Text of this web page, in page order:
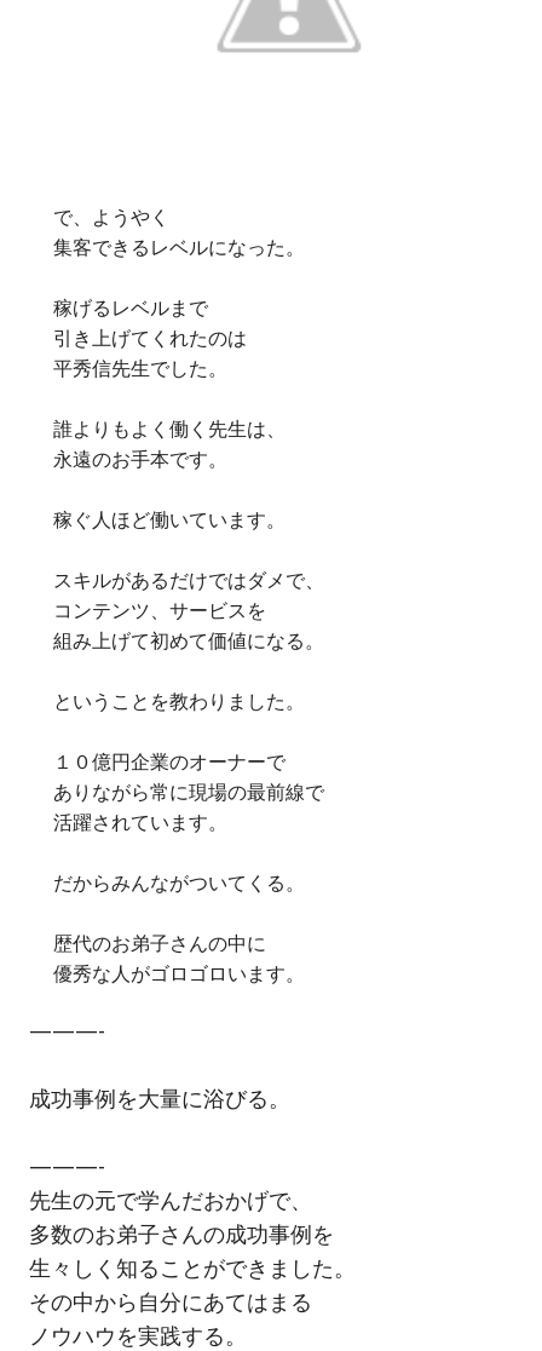
で、ようやく
集客できるレベルになった。
稼げるレベルまで
引き上げてくれたのは
平秀信先生でした。
誰よりもよく働く先生は、
永遠のお手本です。
稼ぐ人ほど働いています。
スキルがあるだけではダメで、
コンテンツ、サービスを
組み上げて初めて価値になる。
ということを教わりました。
１０億円企業のオーナーで
ありながら常に現場の最前線で
活躍されています。
だからみんながついてくる。
歴代のお弟子さんの中に
優秀な人がゴロゴロいます。
———-
成功事例を大量に浴びる。
———-
先生の元で学んだおかげで、
多数のお弟子さんの成功事例を
生々しく知ることができました。
その中から自分にあてはまる
ノウハウを実践する。